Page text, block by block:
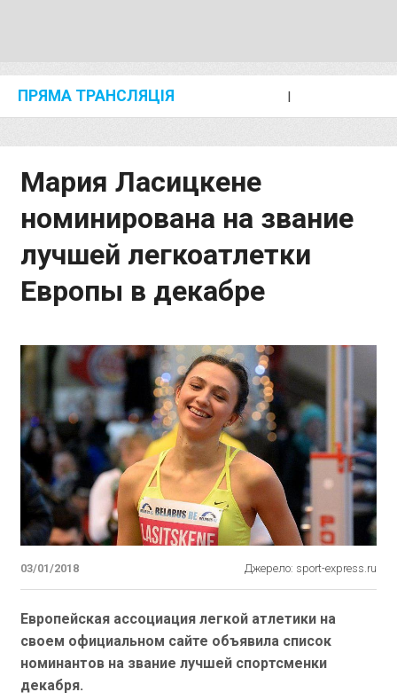
ПРЯМА ТРАНСЛЯЦІЯ I
Мария Ласицкене
номинирована на звание
лучшей легкоатлетки
Европы в декабре
03/01/2018 Джерело: sport-express.ru
Европейская ассоциация легкой атлетики на
своем официальном сайте объявила список
номинантов на звание лучшей спортсменки
декабря.